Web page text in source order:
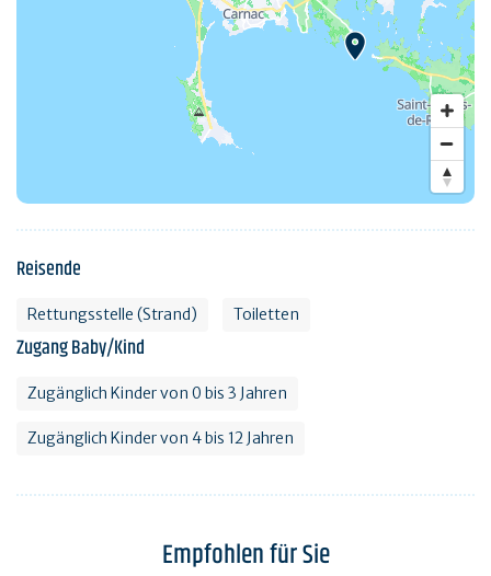
Reisende
Rettungsstelle (Strand) Toiletten
Zugang Baby/Kind
Zugänglich Kinder von 0 bis 3 Jahren
Zugänglich Kinder von 4 bis 12 Jahren
Empfohlen für Sie